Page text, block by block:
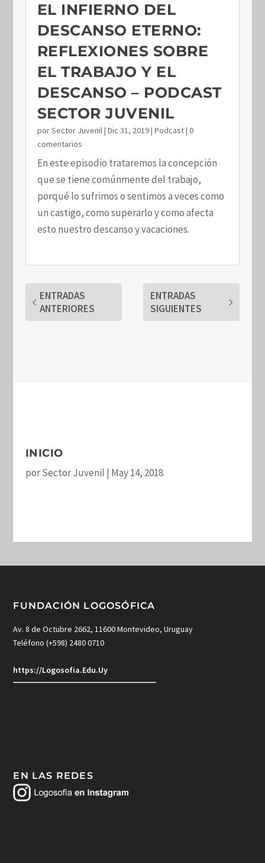
EL INFIERNO DEL
DESCANSO ETERNO:
REFLEXIONES SOBRE
EL TRABAJO Y EL
DESCANSO – PODCAST
SECTOR JUVENIL
porSector Juvenil| Dic 31, 2019| Podcast| 0
comentarios
En este episodio trataremos la concepción
que se tiene comúnmente del trabajo,
porqué lo sufrimos o sentimos a veces como
un castigo, como superarlo y como afecta
esto nuestro descanso y vacaciones.
ENTRADAS
ANTERIORES
ENTRADAS
SIGUIENTES
INICIO
porSector Juvenil | May 14, 2018
FUNDACIÓN LOGOSÓFICA
Av. 8 de Octubre 2662, 11600 Montevideo, Uruguay
Teléfono (+598) 2480 0710
https://Logosofia.Edu.Uy
EN LAS REDES